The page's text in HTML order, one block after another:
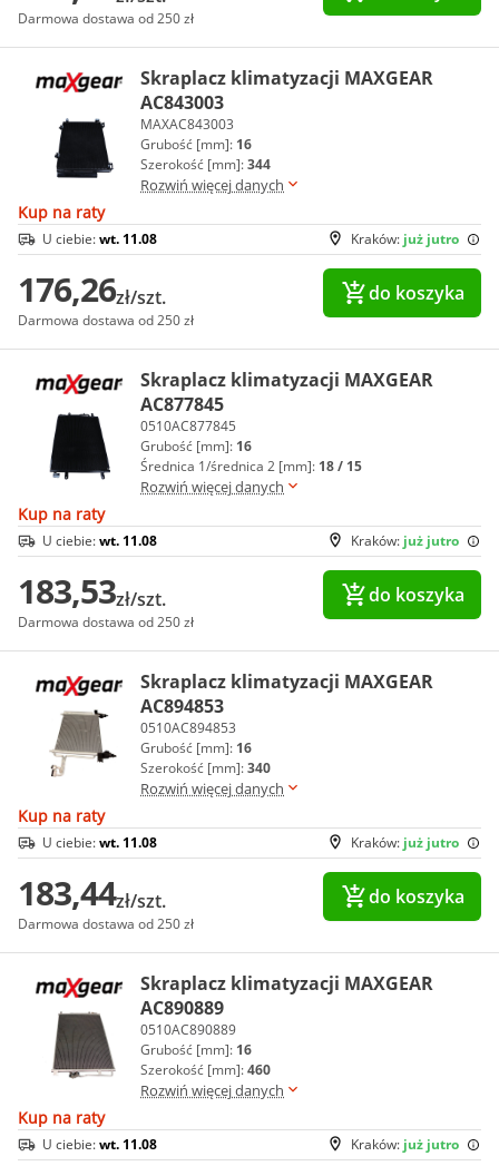
Darmowa dostawa od 250 zł
Skraplacz klimatyzacji MAXGEAR
AC843003
MAXAC843003
Grubość [mm]: 16
Szerokość [mm]:344
Rozwiń więcej danych
Kup na raty
Kraków: już jutro
U ciebie:wt. 11.08
176,26zł/szt.
Darmowa dostawa od 250 zł
do koszyka
Skraplacz klimatyzacji MAXGEAR
AC877845
0510AC877845
Grubość [mm]: 16
Średnica 1/średnica 2 [mm]: 18 / 15
Rozwiń więcej danych
Kup na raty
Kraków: już jutro
U ciebie:wt. 11.08
183,53zł/szt.
Darmowa dostawa od 250 zł
do koszyka
Skraplacz klimatyzacji MAXGEAR
AC894853
0510AC894853
Grubość [mm]: 16
Szerokość [mm]:340
Rozwiń więcej danych
Kup na raty
Kraków: już jutro
U ciebie:wt. 11.08
183,44zł/szt.
Darmowa dostawa od 250 zł
do koszyka
Skraplacz klimatyzacji MAXGEAR
AC890889
0510AC890889
Grubość [mm]: 16
Szerokość [mm]:460
Rozwiń więcej danych
Kup na raty
Kraków: już jutro
U ciebie:wt. 11.08